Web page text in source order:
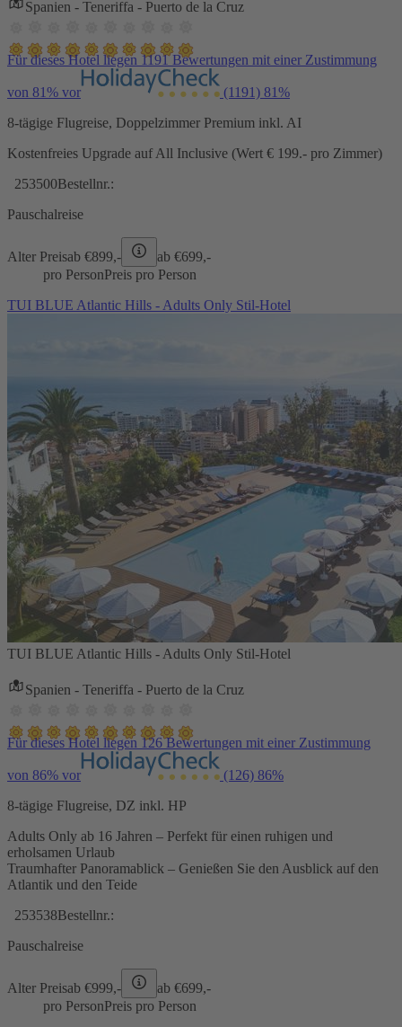
Spanien - Teneriffa - Puerto de la Cruz
Für dieses Hotel liegen 1191 Bewertungen mit einer Zustimmung
von 81% vor (1191) 81%
8-tägige Flugreise, Doppelzimmer Premium inkl. AI
Kostenfreies Upgrade auf All Inclusive (Wert € 199.- pro Zimmer)
253500Bestellnr.:
Pauschalreise
Alter Preisab €899,- ab €699,-
pro PersonPreis pro Person
TUI BLUE Atlantic Hills - Adults Only Stil-Hotel
TUI BLUE Atlantic Hills - Adults Only Stil-Hotel
Spanien - Teneriffa - Puerto de la Cruz
Für dieses Hotel liegen 126 Bewertungen mit einer Zustimmung
von 86% vor (126) 86%
8-tägige Flugreise, DZ inkl. HP
Adults Only ab 16 Jahren – Perfekt für einen ruhigen und
erholsamen Urlaub
Traumhafter Panoramablick – Genießen Sie den Ausblick auf den
Atlantik und den Teide
253538Bestellnr.:
Pauschalreise
Alter Preisab €999,- ab €699,-
pro PersonPreis pro Person